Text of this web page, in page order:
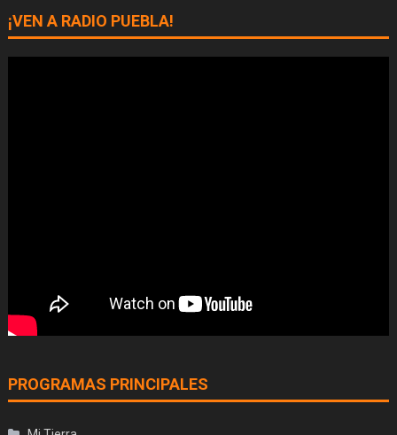
¡VEN A RADIO PUEBLA!
PROGRAMAS PRINCIPALES